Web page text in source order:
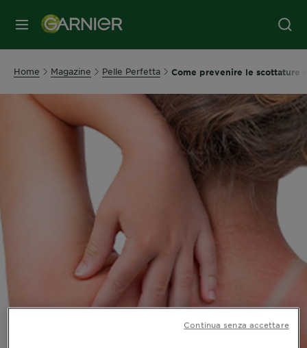
MENU
Home Magazine Pelle Perfetta Come prevenire le scottature
Continua senza accettare